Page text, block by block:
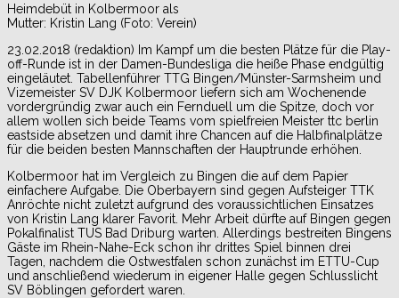
Heimdebüt in Kolbermoor als
Mutter: Kristin Lang (Foto: Verein)
23.02.2018 (redaktion) Im Kampf um die besten Plätze für die Play-
off-Runde ist in der Damen-Bundesliga die heiße Phase endgültig
eingeläutet. Tabellenführer TTG Bingen/Münster-Sarmsheim und
Vizemeister SV DJK Kolbermoor liefern sich am Wochenende
vordergründig zwar auch ein Fernduell um die Spitze, doch vor
allem wollen sich beide Teams vom spielfreien Meister ttc berlin
eastside absetzen und damit ihre Chancen auf die Halbfinalplätze
für die beiden besten Mannschaften der Hauptrunde erhöhen.
Kolbermoor hat im Vergleich zu Bingen die auf dem Papier
einfachere Aufgabe. Die Oberbayern sind gegen Aufsteiger TTK
Anröchte nicht zuletzt aufgrund des voraussichtlichen Einsatzes
von Kristin Lang klarer Favorit. Mehr Arbeit dürfte auf Bingen gegen
Pokalfinalist TUS Bad Driburg warten. Allerdings bestreiten Bingens
Gäste im Rhein-Nahe-Eck schon ihr drittes Spiel binnen drei
Tagen, nachdem die Ostwestfalen schon zunächst im ETTU-Cup
und anschließend wiederum in eigener Halle gegen Schlusslicht
SV Böblingen gefordert waren.